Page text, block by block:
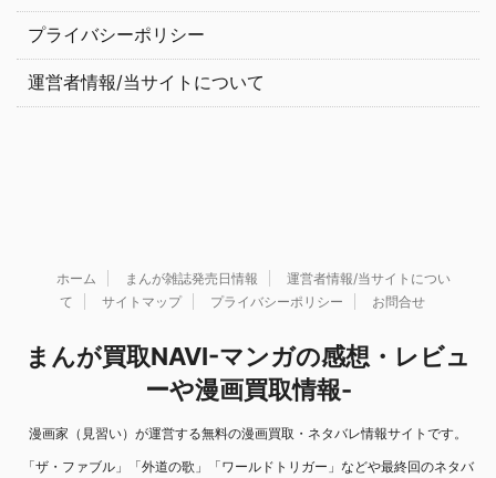
プライバシーポリシー
運営者情報/当サイトについて
ホーム まんが雑誌発売日情報
運営者情報/当サイトについ
て
サイトマップ プライバシーポリシー お問合せ
まんが買取NAVI-マンガの感想・レビュ
ーや漫画買取情報-
漫画家（見習い）が運営する無料の漫画買取・ネタバレ情報サイトです。
「ザ・ファブル」「外道の歌」「ワールドトリガー」などや最終回のネタバ